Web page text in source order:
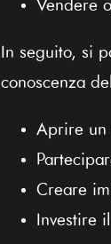
Vendere
In seguito, si
conoscenza
Aprire un
Creare
Investire